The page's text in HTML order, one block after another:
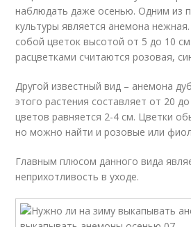
наблюдать даже осенью. Одним из
культуры является анемона
собой цветок высотой от 5 до 10
расцветками считаются розовая,
Другой известный вид – анемона
этого растения составляет от 20
цветов равняется 2-4 см. Цветки
но можно найти и розовые или
Главным плюсом данного вида
неприхотливость в уходе.